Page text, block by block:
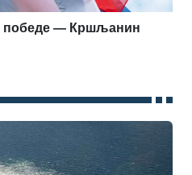
победе — Кршљанин